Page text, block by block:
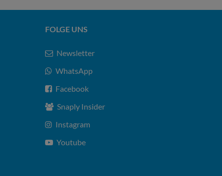
FOLGE UNS
Newsletter
WhatsApp
Facebook
Snaply Insider
Instagram
Youtube